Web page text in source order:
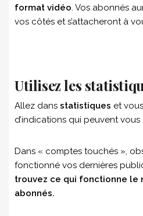
format vidéo. Vos abonnés
vos côtés et s’attacheront à
Utilisez les
Allez dans statistiques et
d’indications qui peuvent
Dans « comptes touchés »,
fonctionné vos dernières
trouvez ce qui fonctionne le
abonnés.